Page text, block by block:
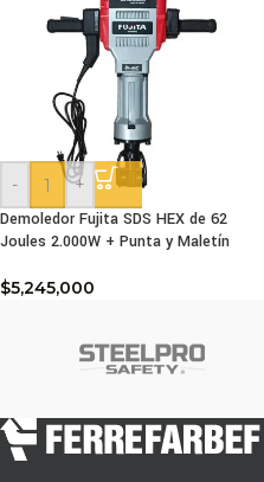
-
+
Demoledor Fujita SDS HEX de 62
Joules 2.000W + Punta y Maletín
$5,245,000